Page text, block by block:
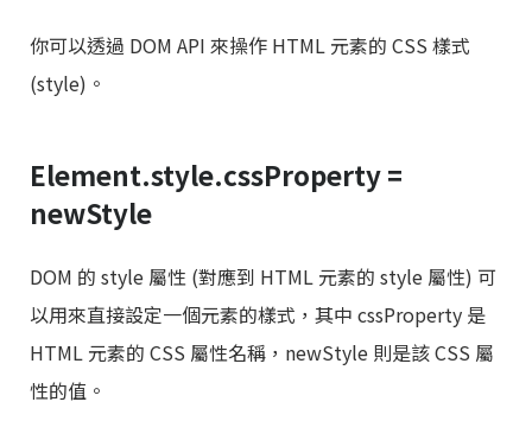
你可以透過 DOM API 來操作 HTML 元素的 CSS 樣式
(style)。
Element.style.cssProperty =
newStyle
DOM 的 style 屬性 (對應到 HTML 元素的 style 屬性) 可
以用來直接設定一個元素的樣式，其中 cssProperty 是
HTML 元素的 CSS 屬性名稱，newStyle 則是該 CSS 屬
性的值。